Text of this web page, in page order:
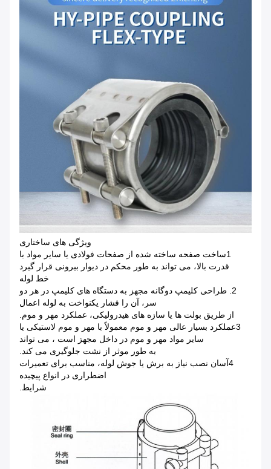
ویژگی های ساختاری
1ساخت صفحه ساخته شده از صفحات فولادی یا سایر مواد با
قدرت بالا، می تواند به طور محکم در دیوار بیرونی قرار گیرد
خط لوله
2. طراحی کلیمپ دوگانه مجهز به دستگاه های کلیمپ در هر دو
سر، آن را فشار یکنواخت به لوله اعمال
از طریق بولت ها یا سازه های هیدرولیکی، عملکرد مهر و موم.
3عملکرد بسیار عالی مهر و موم معمولاً با مهر و موم لاستیکی یا
سایر مواد مهر و موم در داخل مجهز است ، می تواند
به طور موثر از نشت جلوگیری می کند.
4آسان نصب نیاز به برش یا جوش لوله، مناسب برای تعمیرات
اضطراری در انواع پیچیده
شرایط.